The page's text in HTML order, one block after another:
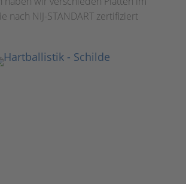
nach NIJ-STANDART zertifiziert